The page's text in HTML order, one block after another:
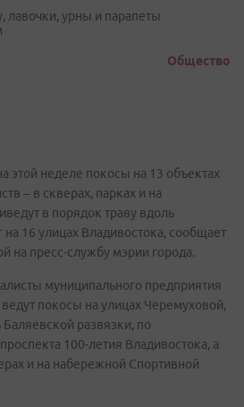
лавочки, урны и парапеты
Общество
этой неделе покосы на 13 объектах
– в скверах, парках и на
в порядок траву вдоль
16 улицах Владивостока, сообщает
на пресс-службу мэрии города.
муниципального предприятия
покосы на улицах Черемуховой,
развязки, по
100-летия Владивостока, а
и на набережной Спортивной